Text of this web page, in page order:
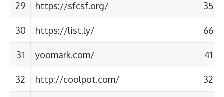
29 https://sfcsf.org/ 35
30 https://list.ly/ 66
31 yoomark.com/ 41
32 http://coolpot.com/ 32